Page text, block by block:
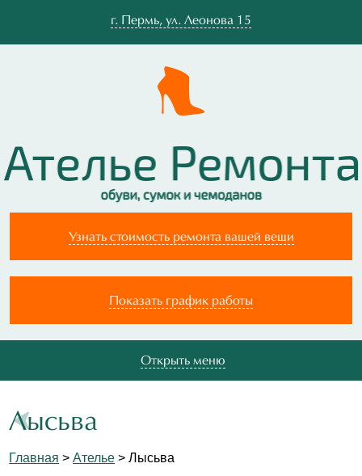
г. Пермь, ул. Леонова 15
Узнать стоимость ремонта вашей вещи
Показать график работы
Открыть меню
Лысьва
Главная >Ателье > Лысьва